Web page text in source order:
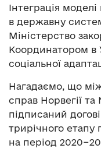
Інтеграція
в державну
Міністерство
Координатором в
соціальної
Нагадаємо, що
справ Норвегії
підписаний
трирічного етапу
на період